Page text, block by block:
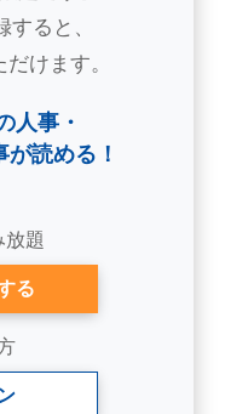
すると、
けます。
人事・
読める！
放題
る